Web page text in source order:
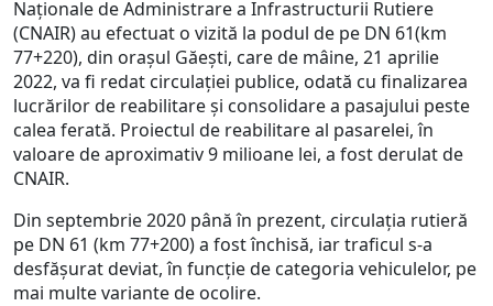
Naționale de Administrare a Infrastructurii Rutiere
(CNAIR) au efectuat o vizită la podul de pe DN 61(km
77+220), din orașul Găești, care de mâine, 21 aprilie
2022, va fi redat circulației publice, odată cu finalizarea
lucrărilor de reabilitare și consolidare a pasajului peste
calea ferată. Proiectul de reabilitare al pasarelei, în
valoare de aproximativ 9 milioane lei, a fost derulat de
CNAIR.
Din septembrie 2020 până în prezent, circulația rutieră
pe DN 61 (km 77+200) a fost închisă, iar traficul s-a
desfășurat deviat, în funcție de categoria vehiculelor, pe
mai multe variante de ocolire.